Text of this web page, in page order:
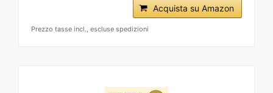
Acquista su Amazon
Prezzo tasse incl., escluse spedizioni